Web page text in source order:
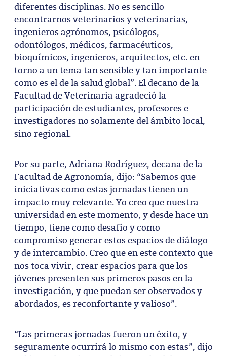
diferentes disciplinas. No es sencillo
encontrarnos veterinarios y veterinarias,
ingenieros agrónomos, psicólogos,
odontólogos, médicos, farmacéuticos,
bioquímicos, ingenieros, arquitectos, etc. en
torno a un tema tan sensible y tan importante
como es el de la salud global”. El decano de la
Facultad de Veterinaria agradeció la
participación de estudiantes, profesores e
investigadores no solamente del ámbito local,
sino regional.
Por su parte, Adriana Rodríguez, decana de la
Facultad de Agronomía, dijo: “Sabemos que
iniciativas como estas jornadas tienen un
impacto muy relevante. Yo creo que nuestra
universidad en este momento, y desde hace un
tiempo, tiene como desafío y como
compromiso generar estos espacios de diálogo
y de intercambio. Creo que en este contexto que
nos toca vivir, crear espacios para que los
jóvenes presenten sus primeros pasos en la
investigación, y que puedan ser observados y
abordados, es reconfortante y valioso”.
“Las primeras jornadas fueron un éxito, y
seguramente ocurrirá lo mismo con estas”, dijo